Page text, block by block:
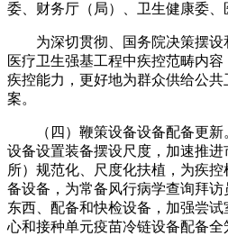
委、财务厅（局）、卫生健康委、
为深切贯彻、国务院决策摆设
医疗卫生强基工程中疾控范畴内
疾控能力，更好地为群众供给公
案。
（四）鞭策设备设备配备更新
设备设置装备摆设尺度，加速推
所）规范化、尺度化扶植，为疾
备设备，为常备风行病学查询拜
东西、配备和快检设备，加强尝
心和接种单元疫苗冷链设备配备